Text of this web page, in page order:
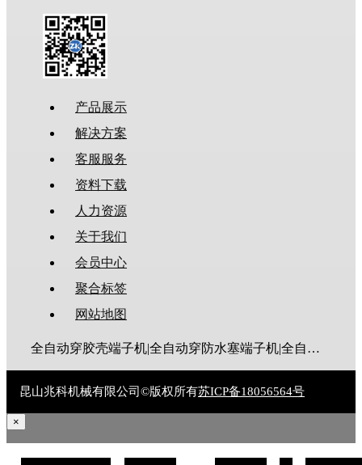
产品展示
解决方案
客服服务
资料下载
人力资源
关于我们
会员中心
聚合标签
网站地图
全自动穿胶壳端子机|全自动穿防水塞端子机|全自动穿热缩管端子机|全自动穿护套端子机|全自动穿号码管端子机|全自动端子机|全自动穿防水栓端子机|端子压着机|端子压接机|静音端子机|多芯线端子机|护套线端子机|全自动排线端子机|新能源大平方压接机|电脑剥线机|自动剥线机|裁线机|剥线机
昆山兆科机械有限公司©版权所有苏ICP备18056564号
×